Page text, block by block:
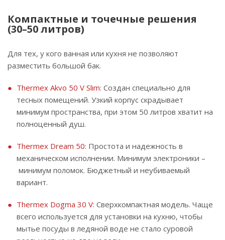
Компактные и точечные решения
(30–50 литров)
Для тех, у кого ванная или кухня не позволяют
разместить большой бак.
Thermex Akvo 50 V Slim: Создан специально для
тесных помещений. Узкий корпус скрадывает
минимум пространства, при этом 50 литров хватит на
полноценный душ.
Thermex Dream 50: Простота и надежность в
механическом исполнении. Минимум электроники –
минимум поломок. Бюджетный и неубиваемый
вариант.
Thermex Dogma 30 V: Сверхкомпактная модель. Чаще
всего используется для установки на кухню, чтобы
мытье посуды в ледяной воде не стало суровой